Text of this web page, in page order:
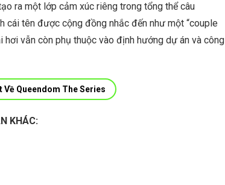
ra một lớp cảm xúc riêng trong tổng thể câu
cái tên được cộng đồng nhắc đến như một “couple
hơi vẫn còn phụ thuộc vào định hướng dự án và công
Về Queendom The Series
KHÁC: